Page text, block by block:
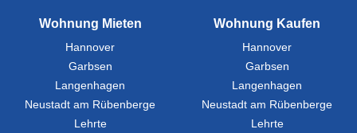
Wohnung Mieten
Hannover
Garbsen
Langenhagen
Neustadt am Rübenberge
Lehrte
Wohnung Kaufen
Hannover
Garbsen
Langenhagen
Neustadt am Rübenberge
Lehrte